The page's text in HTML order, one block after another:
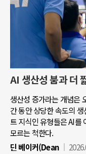
AI 생산성 붐과 더
생산성 증가라는 개념은
간 동안 상당한 속도의
트 지식인 유형들은 AI를
모르는 척한다.
딘 베이커(Dean